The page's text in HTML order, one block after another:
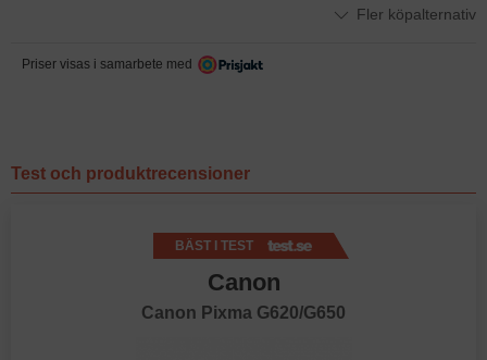
Fler köpalternativ
Priser visas i samarbete med
Test och produktrecensioner
BÄST I TEST
Canon
Canon Pixma G620/G650